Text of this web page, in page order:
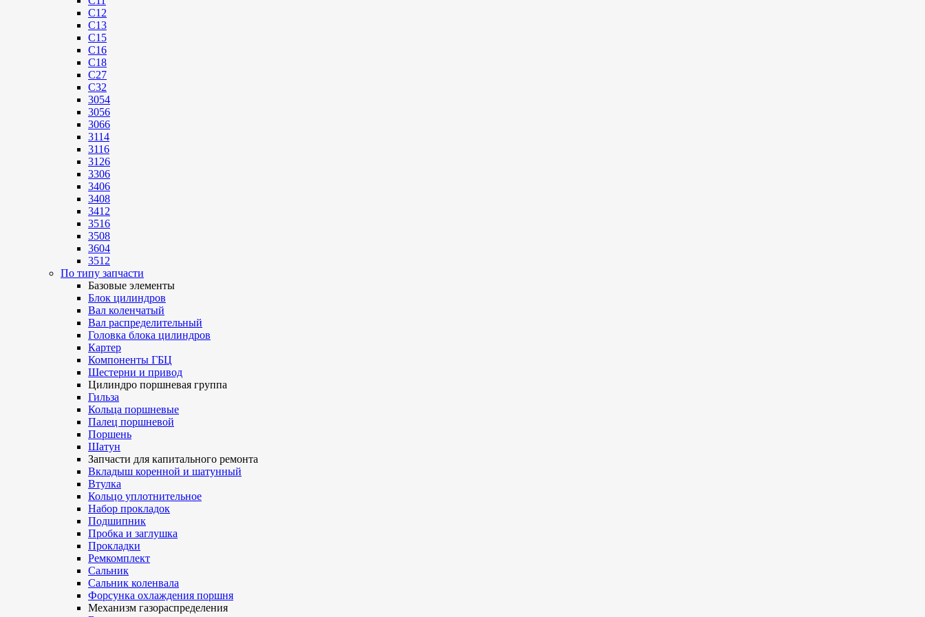
C12
C13
C15
C16
C18
C27
C32
3054
3056
3066
3114
3116
3126
3306
3406
3408
3412
3516
3508
3604
3512
По типу запчасти
Базовые элементы
Блок цилиндров
Вал коленчатый
Вал распределительный
Головка блока цилиндров
Картер
Компоненты ГБЦ
Шестерни и привод
Цилиндро поршневая группа
Гильза
Кольца поршневые
Палец поршневой
Поршень
Шатун
Запчасти для капитального ремонта
Вкладыш коренной и шатунный
Втулка
Кольцо уплотнительное
Набор прокладок
Подшипник
Пробка и заглушка
Прокладки
Ремкомплект
Сальник
Сальник коленвала
Форсунка охлаждения поршня
Механизм газораспределения